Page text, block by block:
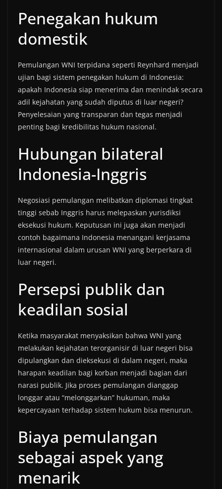
Penegakan hukum
domestik
Pemulangan WNI terpidana seperti Reynhard menjadi
ujian bagi sistem penegakan hukum di Indonesia:
apakah Indonesia siap menerima dan menindak secara
adil kejahatan yang sudah diputus di luar negeri?
Penyelesaian yang transparan dan tegas menjadi
penting bagi kredibilitas hukum nasional.
Hubungan bilateral
Indonesia-Inggris
Negosiasi pemulangan melibatkan diplomasi tingkat
tinggi sebab Inggris harus melepaskan yurisdiksi
eksekusi hukum. Keputusan ini juga akan menjadi
contoh bagaimana Indonesia menangani kerjasama
internasional dalam urusan WNI yang berperkara di
luar negeri.
Persepsi publik dan
keadilan sosial
Ketika masyarakat menyaksikan bahwa WNI yang
melakukan kejahatan terorganisir di luar negeri bisa
dipulangkan dan dieksekusi di dalam negeri, maka
harapan keadilan bagi korban menjadi bagian dari
narasi publik. Jika proses pemulangan dianggap
longgar atau “melonggarkan” hukuman, maka
kepercayaan terhadap sistem hukum bisa menurun.
Biaya pemulangan
sebagai aspek yang
menarik